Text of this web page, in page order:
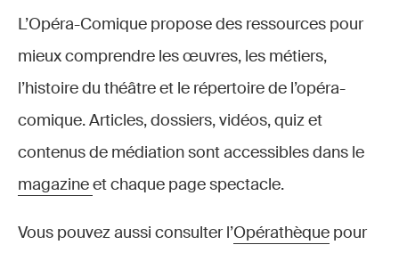
L’Opéra-Comique propose des ressources pour
mieux comprendre les œuvres, les métiers,
l’histoire du théâtre et le répertoire de l’opéra-
comique. Articles, dossiers, vidéos, quiz et
contenus de médiation sont accessibles dans le
magazineet chaque page spectacle.
Vous pouvez aussi consulter l’Opérathèque pour